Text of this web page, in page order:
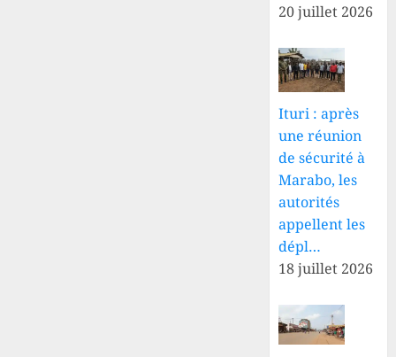
20 juillet 2026
Ituri : après
une réunion
de sécurité à
Marabo, les
autorités
appellent les
dépl…
18 juillet 2026